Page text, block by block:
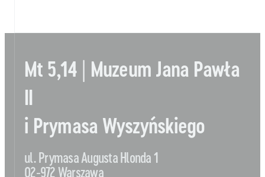
Mt 5,14 | Muzeum Jana Pawła
i Prymasa Wyszyńskiego
ul. Prymasa Augusta Hlonda 1
02-972 Warszawa